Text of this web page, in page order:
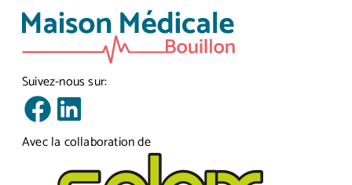
Suivez-nous sur:
Avec la collaboration de